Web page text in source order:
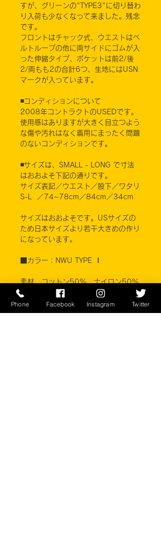
すが、グリーンの"TYPE3"に切り替わ
り入荷も少なくなって来ました。残念
です。
フロントはチャック式、ウエストはベ
ルトループの他に両サイドにゴムが入
った伸縮タイプ、ポケットは前2/後
2/両もも2の合計6つ、生地にはUSN
マークが入っています。
◾️コンディションについて
2008年コントラクトのUSEDです。
使用感はありますが大きく目立つよう
な傷や汚れはなく着用にまったく問題
のないコンディションです。
◾️サイズは、SMALL - LONG で寸法
はおおよそ下記の通りです。
サイズ表記／ウエスト／股下／ワタリ
S-L ／74~78cm／84cm／34cm
サイズはおおよそです。USサイズの
ため日本サイズより若干大きめの作り
になっています。
■カラー：NWU TYPE Ⅰ
素材 コットン50% ナイロン50%
BETHEL INDUSTRIES, INC.
※ご注意ください
Phone Facebook Instagram Twitter